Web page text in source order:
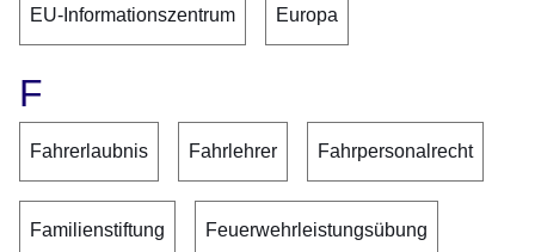
EU-Informationszentrum Europa
F
Fahrerlaubnis Fahrlehrer Fahrpersonalrecht
Familienstiftung Feuerwehrleistungsübung